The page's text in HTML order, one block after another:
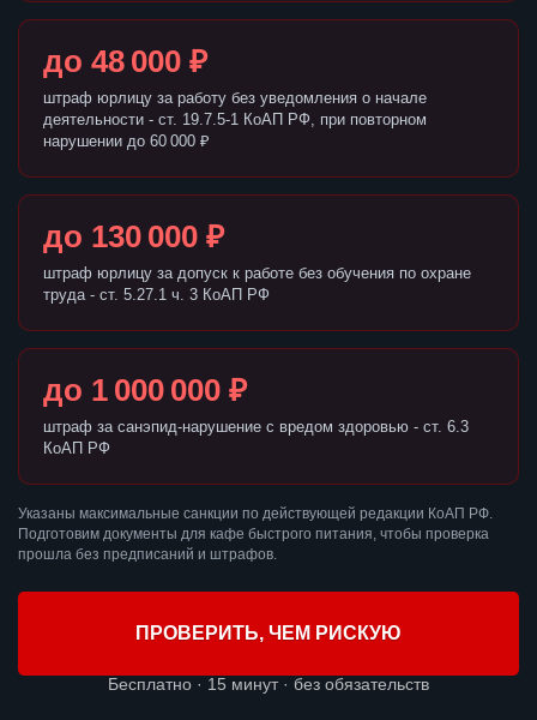
до 48 000 ₽
штраф юрлицу за работу без уведомления о начале
деятельности - ст. 19.7.5-1 КоАП РФ, при повторном
нарушении до 60 000 ₽
до 130 000 ₽
штраф юрлицу за допуск к работе без обучения по охране
труда - ст. 5.27.1 ч. 3 КоАП РФ
до 1 000 000 ₽
штраф за санэпид-нарушение с вредом здоровью - ст. 6.3
КоАП РФ
Указаны максимальные санкции по действующей редакции КоАП РФ.
Подготовим документы для кафе быстрого питания, чтобы проверка
прошла без предписаний и штрафов.
ПРОВЕРИТЬ, ЧЕМ РИСКУЮ
Бесплатно · 15 минут · без обязательств